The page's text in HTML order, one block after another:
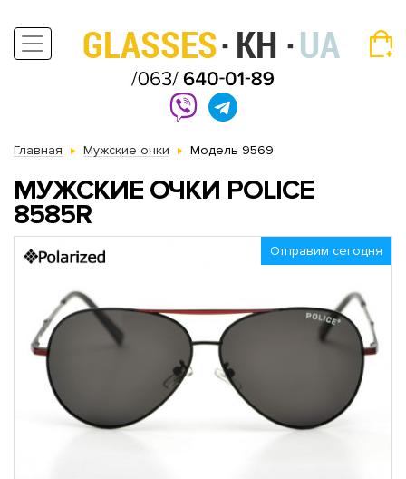
Главная Мужские очки Модель 9569
МУЖСКИЕ ОЧКИ POLICE
8585R
Отправим сегодня